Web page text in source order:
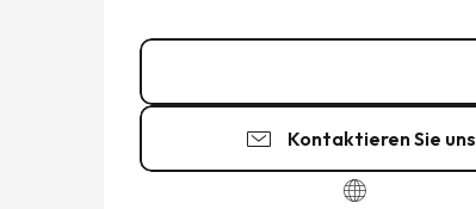
Kontaktieren Sie uns